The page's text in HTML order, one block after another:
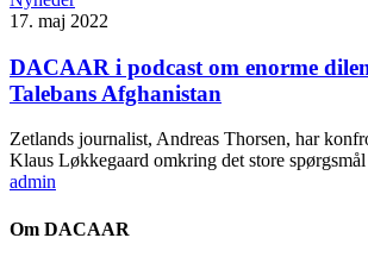
17. maj 2022
DACAAR i podcast om enorme
Talebans Afghanistan
Zetlands journalist, Andreas Thorsen, har
Klaus Løkkegaard omkring det store
admin
Om DACAAR